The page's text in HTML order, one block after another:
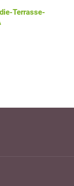
Terrasse-